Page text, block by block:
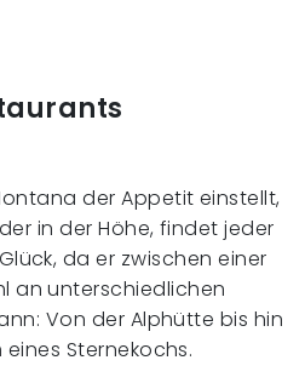
der Appetit einstellt,
in der Höhe, findet jeder
da er zwischen einer
an unterschiedlichen
Von der Alphütte bis hin
Sternekochs.